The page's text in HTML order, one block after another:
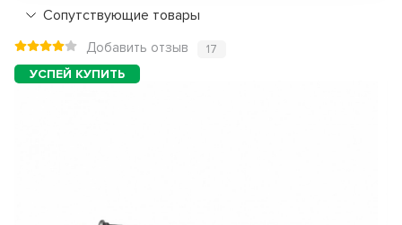
Сопутствующие товары
Добавить отзыв 17